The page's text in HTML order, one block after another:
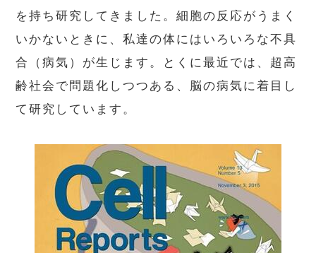
を持ち研究してきました。細胞の反応がうまく
いかないときに、私達の体にはいろいろな不具
合（病気）が生じます。とくに最近では、超高
齢社会で問題化しつつある、脳の病気に着目し
て研究しています。